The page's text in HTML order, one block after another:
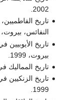
2002.
تاريخ الفاطميين،
النفائس، بيروت، 2001
تاريخ الأيوبيين في
بيروت، 1999.
تاريخ المماليك في
تاريخ الزنكيين في
1999.